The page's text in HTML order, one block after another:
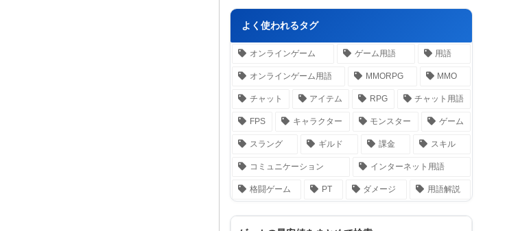
よく使われるタグ
オンラインゲーム ゲーム用語 用語
オンラインゲーム用語 MMORPG MMO
チャット アイテム RPG チャット用語
FPS キャラクター モンスター ゲーム
スラング ギルド 課金 スキル
コミュニケーション インターネット用語
格闘ゲーム PT ダメージ 用語解説